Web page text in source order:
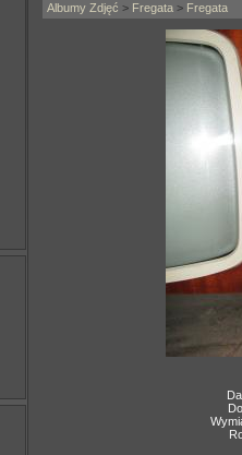
Albumy Zdjęć > Fregata > Fregata